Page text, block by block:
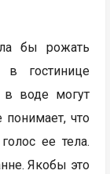
бы рожать
гостинице
в воде могут
понимает, что
ее тела.
Якобы это